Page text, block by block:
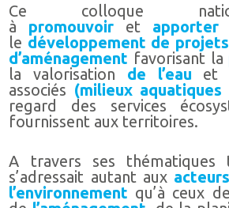
Ce colloque
à promouvoir et apporter
le développement de projets
d’aménagement favorisant la
la valorisation de l’eau et
associés (milieux
regard des services
fournissent aux territoires.
A travers ses thématiques
s’adressait autant aux
l’environnement qu’à ceux